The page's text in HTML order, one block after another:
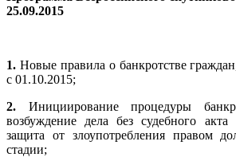
25.09.2015
1. Новые правила о банкротстве
с 01.10.2015;
2. Инициирование процедуры
возбуждение дела без судебного
защита от злоупотребления правом
стадии;